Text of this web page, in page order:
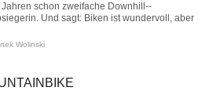
schon zweifache Downhill-­
Und sagt: Biken ist wundervoll, aber
Wolinski